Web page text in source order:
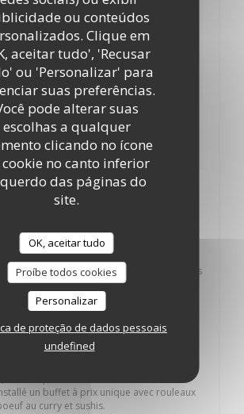
ou conteúdos
Clique em
aceitar tudo', 'Recusar
ou 'Personalizar' para
suas preferências.
pode alterar suas
escolhas a qualquer
clicando no ícone
no canto inferior
das páginas do
site.
OK, aceitar tudo
Proíbe todos cookies
Personalizar
de proteção de dados pessoais
undefined
signifie Montagne
maintenant que nos amis Tommy et
installés à Bordeaux, à deux pas du Palais
de la cuisine chinoise.
bien particulier sauf que, justement, il s’agit
sino-vietnamo-cambodgio-nippo-
la vraie cuisine chinoise avec des vraies
et de Canton.
ils n’ont pas encore cédé aux sirènes du
un buffet à prix unique avec rouleaux
au curry et sushis.